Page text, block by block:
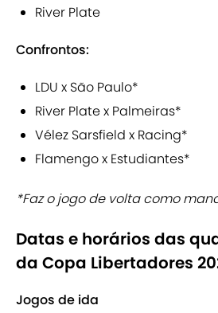
River Plate
Confrontos:
LDU x São Paulo*
River Plate x Palmeiras*
Vélez Sarsfield x Racing*
Flamengo x Estudiantes*
*Faz o jogo de volta como
Datas e horários das
da Copa Libertadores
Jogos de ida